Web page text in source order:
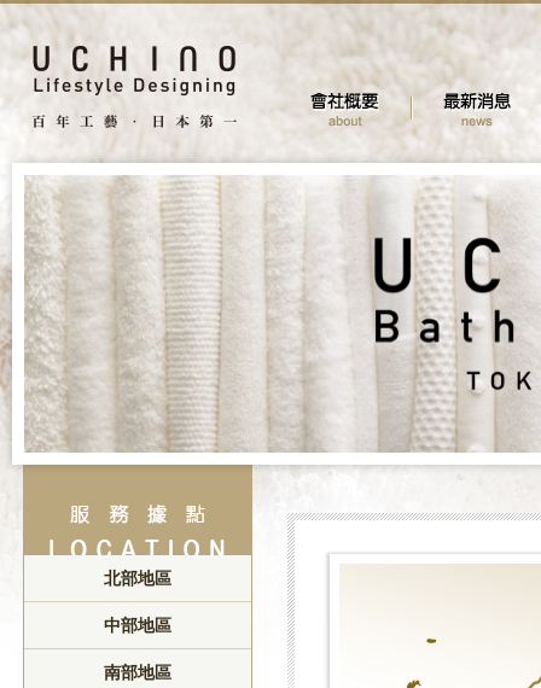
北部地區
中部地區
南部地區